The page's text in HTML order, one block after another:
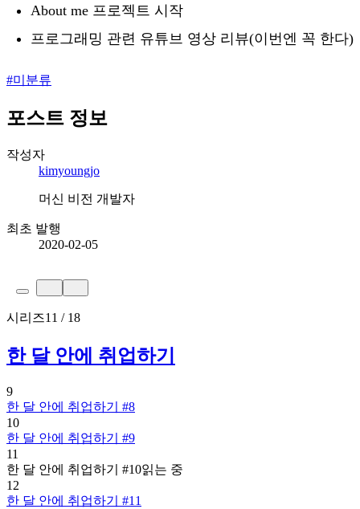
About me 프로젝트 시작
프로그래밍 관련 유튜브 영상 리뷰(이번엔 꼭 한다)
#미분류
포스트 정보
작성자
kimyoungjo
머신 비전 개발자
최초 발행
2020-02-05
시리즈11 / 18
한 달 안에 취업하기
9
한 달 안에 취업하기 #8
10
한 달 안에 취업하기 #9
11
한 달 안에 취업하기 #10읽는 중
12
한 달 안에 취업하기 #11